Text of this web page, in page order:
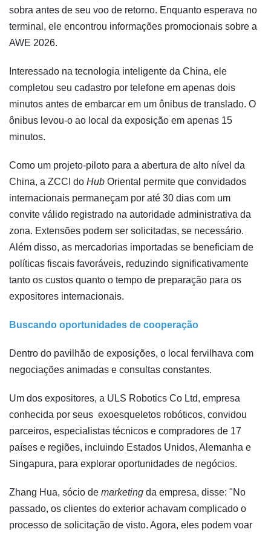
sobra antes de seu voo de retorno. Enquanto esperava no
terminal, ele encontrou informações promocionais sobre a
AWE 2026.
Interessado na tecnologia inteligente da China, ele
completou seu cadastro por telefone em apenas dois
minutos antes de embarcar em um ônibus de translado. O
ônibus levou-o ao local da exposição em apenas 15
minutos.
Como um projeto-piloto para a abertura de alto nível da
China, a ZCCI do Hub Oriental permite que convidados
internacionais permaneçam por até 30 dias com um
convite válido registrado na autoridade administrativa da
zona. Extensões podem ser solicitadas, se necessário.
Além disso, as mercadorias importadas se beneficiam de
políticas fiscais favoráveis, reduzindo significativamente
tanto os custos quanto o tempo de preparação para os
expositores internacionais.
Buscando oportunidades de cooperação
Dentro do pavilhão de exposições, o local fervilhava com
negociações animadas e consultas constantes.
Um dos expositores, a ULS Robotics Co Ltd, empresa
conhecida por seus exoesqueletos robóticos, convidou
parceiros, especialistas técnicos e compradores de 17
países e regiões, incluindo Estados Unidos, Alemanha e
Singapura, para explorar oportunidades de negócios.
Zhang Hua, sócio de marketing da empresa, disse: "No
passado, os clientes do exterior achavam complicado o
processo de solicitação de visto. Agora, eles podem voar